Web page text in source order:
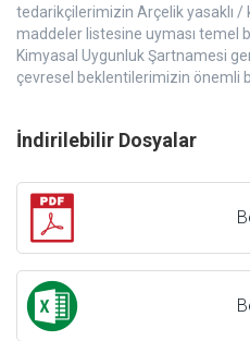
tedarikçilerimizin Arçelik yasaklı /
maddeler listesine uyması temel
Kimyasal Uygunluk Şartnamesi
çevresel beklentilerimizin önemli
İndirilebilir Dosyalar